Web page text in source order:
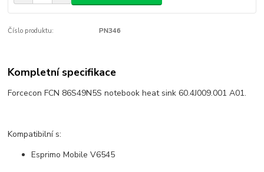
Číslo produktu: PN346
Kompletní specifikace
Forcecon FCN 86S49N5S notebook heat sink 60.4J009.001 A01.
Kompatibilní s:
Esprimo Mobile V6545